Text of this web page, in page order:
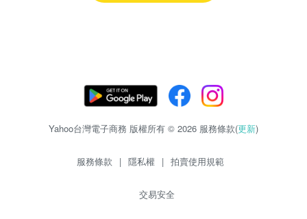
Yahoo台灣電子商務 版權所有 © 2026 服務條款(更新)
服務條款 | 隱私權 | 拍賣使用規範
交易安全